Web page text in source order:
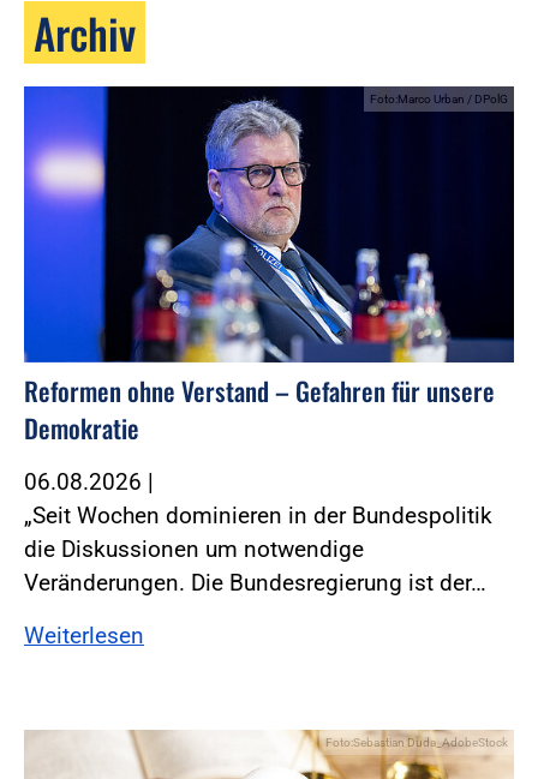
Archiv
Foto:Marco Urban / DPolG
Reformen ohne Verstand – Gefahren für unsere
Demokratie
06.08.2026 |
„Seit Wochen dominieren in der Bundespolitik
die Diskussionen um notwendige
Veränderungen. Die Bundesregierung ist der…
Weiterlesen
Foto:Sebastian Duda_AdobeStock